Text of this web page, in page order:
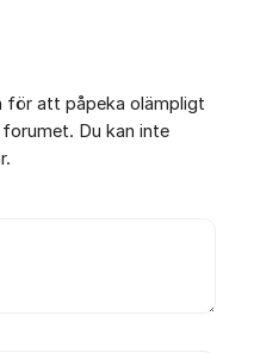
för att påpeka olämpligt
Du kan inte